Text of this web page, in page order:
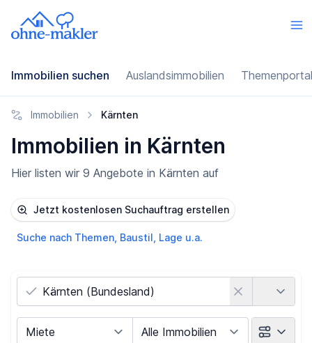
Immobilien suchen Auslandsimmobilien
Immobilien Kärnten
Immobilien in Kärnten
Hier listen wir 9 Angebote in Kärnten auf
Jetzt kostenlosen Suchauftrag erstellen
Suche nach Themen, Baustil, Lage u.a.